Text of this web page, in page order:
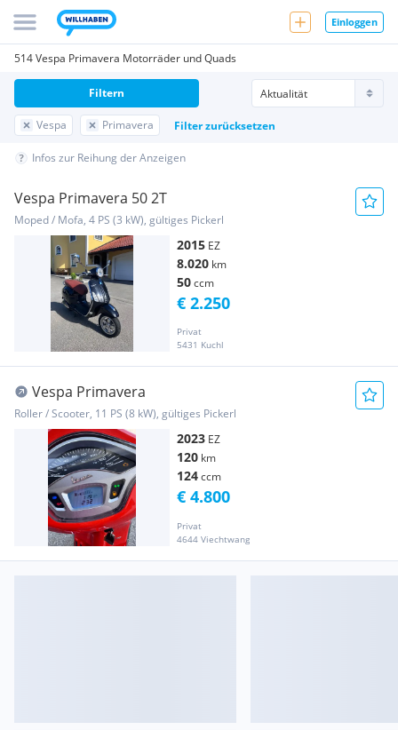
Einloggen
514 Vespa Primavera Motorräder und Quads
Vespa Primavera Filter zurücksetzen
Filtern
Infos zur Reihung der Anzeigen
Vespa Primavera 50 2T
Moped / Mofa, 4 PS (3 kW), gültiges Pickerl
2015 EZ
8.020 km
50ccm
Privat
5431 Kuchl
€ 2.250
Vespa Primavera
Roller / Scooter, 11 PS (8 kW), gültiges Pickerl
2023 EZ
120 km
124ccm
Privat
4644 Viechtwang
€ 4.800